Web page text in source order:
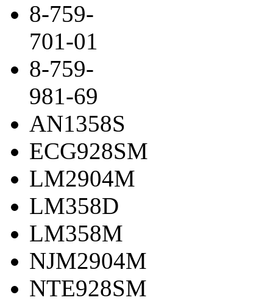
8-759-
701-01
8-759-
981-69
AN1358S
ECG928SM
LM2904M
LM358D
LM358M
NJM2904M
NTE928SM